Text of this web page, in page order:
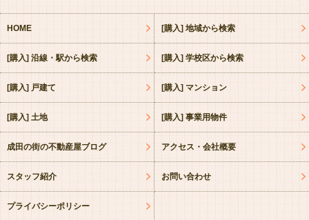
HOME [購入] 地域から検索
[購入] 沿線・駅から検索 [購入] 学校区から検索
[購入] 戸建て [購入] マンション
[購入] 土地 [購入] 事業用物件
成田の街の不動産屋ブログ アクセス・会社概要
スタッフ紹介 お問い合わせ
プライバシーポリシー